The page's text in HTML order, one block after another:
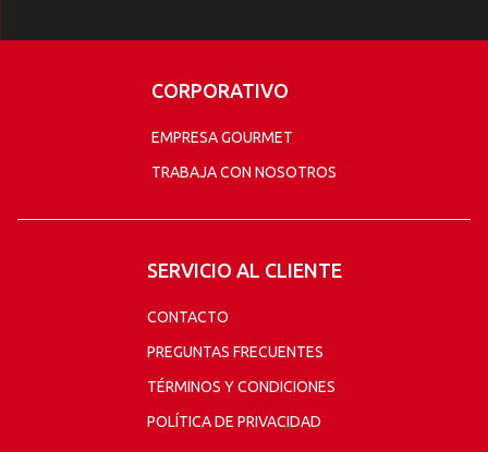
CORPORATIVO
EMPRESA GOURMET
TRABAJA CON NOSOTROS
SERVICIO AL CLIENTE
CONTACTO
PREGUNTAS FRECUENTES
TÉRMINOS Y CONDICIONES
POLÍTICA DE PRIVACIDAD